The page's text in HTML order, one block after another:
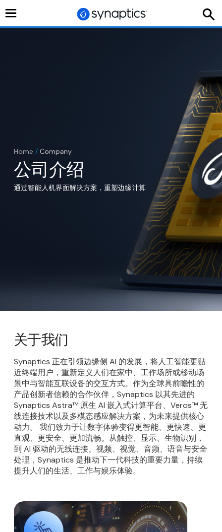
切
Home / Company
公司介绍
通过智能人机界面解决方案，重塑边缘计算
关于我们
Synaptics 正在引领边缘侧 AI 的发展，将人工智能更贴
近终端用户，重新定义人们在家中、工作场所或移动场
景中与智能互联设备的交互方式。作为全球具前瞻性的
产品创新者信赖的合作伙伴，Synaptics 以其先进的
Synaptics Astra™ 原生 AI 嵌入式计算平台、Veros™ 无
线连接技术以及多模态感应解决方案，为未来提供核心
动力。 我们致力于让数字体验变得更智能、更快速、更
直观、更安全、更加流畅。从触控、显示、生物识别，
到 AI 驱动的无线连接、视频、视觉、音频、语音与安全
处理，Synaptics 是推动下一代科技的重要力量，持续
提升人们的生活、工作与娱乐体验。